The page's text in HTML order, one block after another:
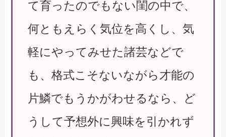
て育ったのでもない閨の中で、
何ともえらく気位を高くし、気
軽にやってみせた諸芸などで
も、格式こそないながら才能の
片鱗でもうかがわせるなら、ど
うして予想外に興味を引かれず